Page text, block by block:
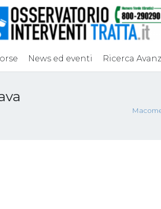
News ed eventi Ricerca